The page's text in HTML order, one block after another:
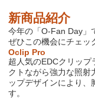
新商品紹介
今年の「O-Fan Day 」
ぜひこの機会にチェッ
Oclip Pro
超人気のEDCクリップ
クトながら強力な照射
ップデザインにより、
す。